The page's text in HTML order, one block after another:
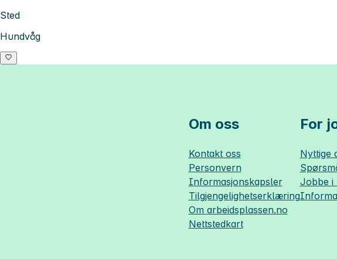
Sted
Hundvåg
Om oss
Kontakt oss
Personvern
Informasjonskapsler
Tilgjengelighetserklæring
Om arbeidsplassen.no
Nettstedkart
For
Nyttige
Jobbe i